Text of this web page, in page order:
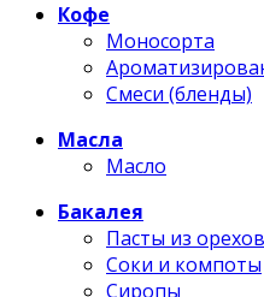
Кофе
Моносорта
Смеси (бленды)
Масла
Масло
Бакалея
Пасты из
Соки и компоты
Сиропы